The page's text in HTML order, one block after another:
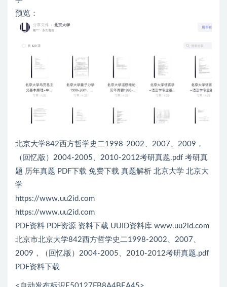
预览：
北京大学842西方哲学史二1998-2002、2007、2009，
（回忆版）2004-2005、2010-2012考研真题.pdf 考研真
题 历年真题 PDF下载 免费下载 真题解析 北京大学 北京大
学
https://www.uu2id.com
https://www.uu2id.com
PDF资料 PDF资源 资料下载 UUID资料库 www.uu2id.com
北京市北京大学842西方哲学史二1998-2002、2007、
2009，（回忆版）2004-2005、2010-2012考研真题.pdf
PDF资料下载